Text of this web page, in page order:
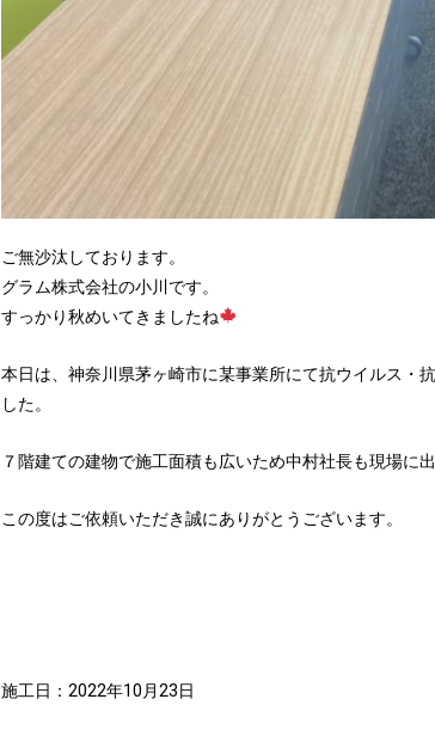
ご無沙汰しております。
グラム株式会社の小川です。
すっかり秋めいてきましたね
本日は、神奈川県茅ヶ崎市に某事業所にて抗ウイルス・
した。
７階建ての建物で施工面積も広いため中村社長も現場に
この度はご依頼いただき誠にありがとうございます。
施工日：2022年10月23日